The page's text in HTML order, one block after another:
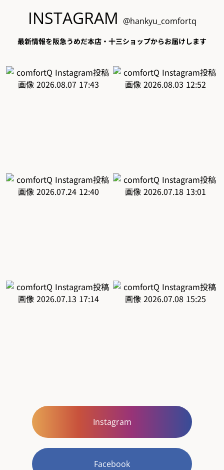
INSTAGRAM @hankyu_comfortq
最新情報を阪急うめだ本店・十三ショップからお届けします
Instagram
Facebook